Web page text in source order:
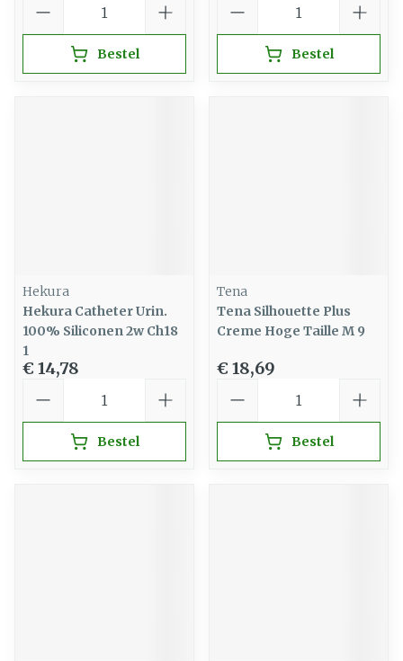
Bestel Bestel
Hekura
Hekura Catheter Urin.
100% Siliconen 2w Ch18
1
€ 14,78
Bestel
Tena
Tena Silhouette Plus
Creme Hoge Taille M 9
€ 18,69
Bestel